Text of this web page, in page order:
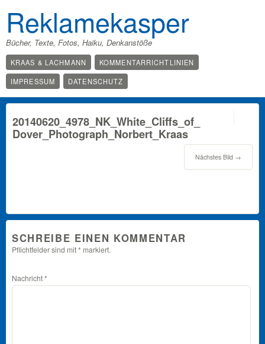
Reklamekasper
Bücher, Texte, Fotos, Haiku, Denkanstöße
KRAAS & LACHMANN
KOMMENTARRICHTLINIEN
IMPRESSUM
DATENSCHUTZ
20140620_4978_NK_White_Cliffs_of_
Dover_Photograph_Norbert_Kraas
Nächstes Bild →
SCHREIBE EINEN KOMMENTAR
Pflichtfelder sind mit* markiert.
Nachricht*